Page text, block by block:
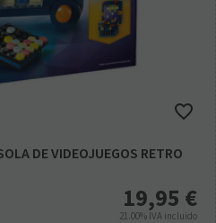
DE VIDEOJUEGOS RETRO
19,95 €
21.00% IVA incluido